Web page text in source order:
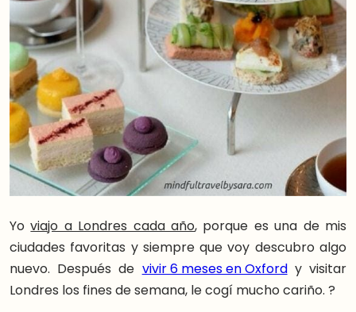
Yoviajo a Londres cada año, porque es una de mis
ciudades favoritas y siempre que voy descubro algo
nuevo. Después de vivir 6 meses en Oxfordy visitar
Londres los fines de semana, le cogí mucho cariño. ?